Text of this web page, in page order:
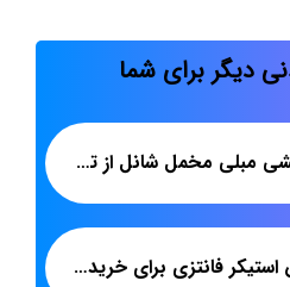
دیگر برای شما
قیمت روبالشی مبلی مخمل شانل از تولیدی
قیمت بالش استیکر فانتزی برای خرید اینترنتی